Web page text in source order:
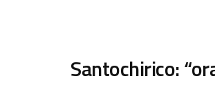
Santochirico: